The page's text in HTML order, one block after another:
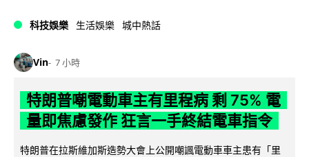
科技娛樂 生活娛樂 城中熱話
Vin 7 小時
特朗普嘲電動車主有里程病 剩 75% 電
量即焦慮發作 狂言一手終結電車指令
特朗普在拉斯維加斯造勢大會上公開嘲諷電動車車主患有「里